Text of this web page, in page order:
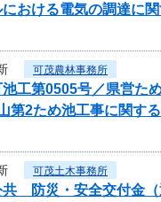
における電気の調達に
可茂農林事務所
池工第0505号／県営た
第2ため池工事に関す
可茂土木事務所
共 防災・安全交付金